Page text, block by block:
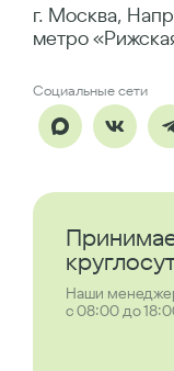
г. Москва,
метро
Социальные сети
Наши
с 08:00 до